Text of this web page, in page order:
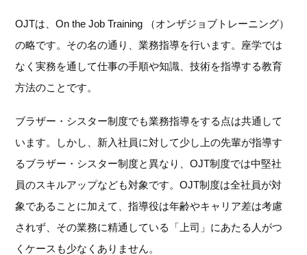
OJTは、On the Job Training （オンザジョブトレーニング）
の略です。その名の通り、業務指導を行います。座学では
なく実務を通して仕事の手順や知識、技術を指導する教育
方法のことです。
ブラザー・シスター制度でも業務指導をする点は共通して
います。しかし、新入社員に対して少し上の先輩が指導す
るブラザー・シスター制度と異なり、OJT制度では中堅社
員のスキルアップなども対象です。OJT制度は全社員が対
象であることに加えて、指導役は年齢やキャリア差は考慮
されず、その業務に精通している「上司」にあたる人がつ
くケースも少なくありません。